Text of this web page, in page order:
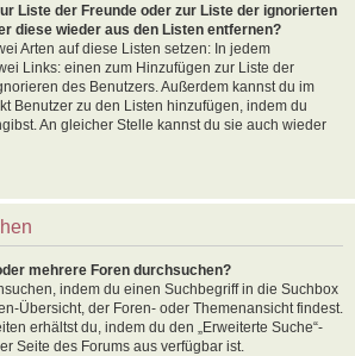
Liste der Freunde oder zur Liste der ignorierten
diese wieder aus den Listen entfernen?
Arten auf diese Listen setzen: In jedem
Links: einen zum Hinzufügen zur Liste der
des Benutzers. Außerdem kannst du im
Benutzer zu den Listen hinzufügen, indem du
An gleicher Stelle kannst du sie auch wieder
mehrere Foren durchsuchen?
indem du einen Suchbegriff in die Suchbox
Übersicht, der Foren- oder Themenansicht findest.
erhältst du, indem du den „Erweiterte Suche“-
Seite des Forums aus verfügbar ist.